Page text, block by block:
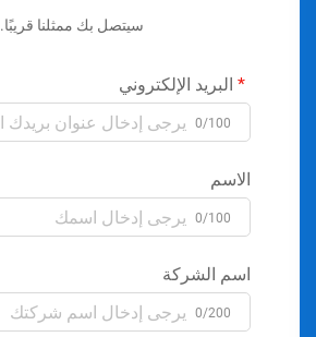
سيتصل بك ممثلنا قريبًا.
البريد الإلكتروني
0/100
الاسم
0/100
اسم الشركة
0/200